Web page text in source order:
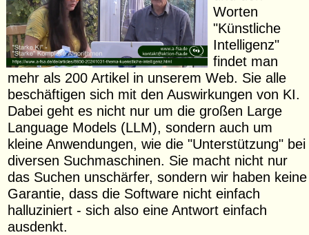
Worten
"Künstliche
Intelligenz"
findet man
mehr als 200 Artikel in unserem Web. Sie alle
beschäftigen sich mit den Auswirkungen von KI.
Dabei geht es nicht nur um die großen Large
Language Models (LLM), sondern auch um
kleine Anwendungen, wie die "Unterstützung" bei
diversen Suchmaschinen. Sie macht nicht nur
das Suchen unschärfer, sondern wir haben keine
Garantie, dass die Software nicht einfach
halluziniert - sich also eine Antwort einfach
ausdenkt.